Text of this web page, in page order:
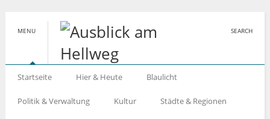
MENU SEARCH
Startseite Hier & Heute Blaulicht
Politik & Verwaltung Kultur Städte & Regionen